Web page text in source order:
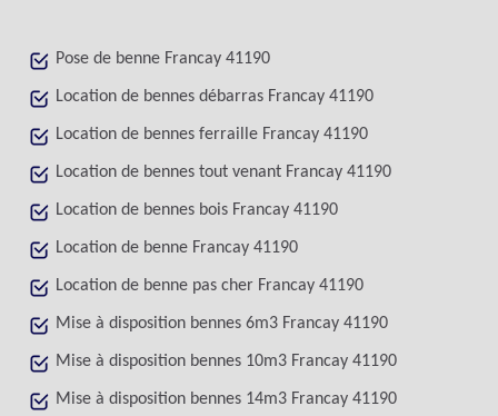
Pose de benne Francay 41190
Location de bennes débarras Francay 41190
Location de bennes ferraille Francay 41190
Location de bennes tout venant Francay 41190
Location de bennes bois Francay 41190
Location de benne Francay 41190
Location de benne pas cher Francay 41190
Mise à disposition bennes 6m3 Francay 41190
Mise à disposition bennes 10m3 Francay 41190
Mise à disposition bennes 14m3 Francay 41190